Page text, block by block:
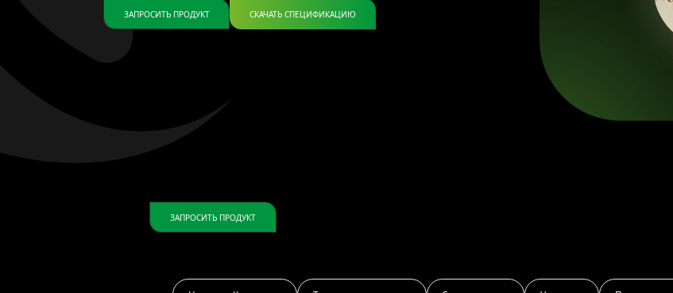
ЗАПРОСИТЬ ПРОДУКТ СКАЧАТЬ СПЕЦИФИКАЦИЮ
ЗАПРОСИТЬ ПРОДУКТ